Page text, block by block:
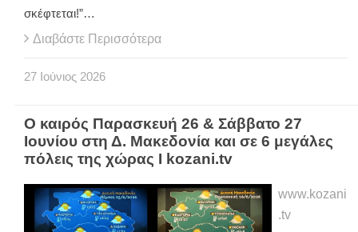
σκέφτεται!”…
Διαβάστε Περισσότερα
27 Ιούνιος 2026
Ο καιρός Παρασκευή 26 & Σάββατο 27
Ιουνίου στη Δ. Μακεδονία και σε 6 μεγάλες
πόλεις της χώρας Ι kozani.tv
www.kozani
.tv